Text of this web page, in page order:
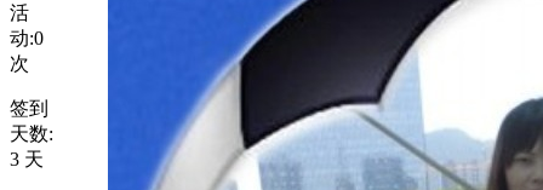
活
动:0
次
签到
天数:
3 天